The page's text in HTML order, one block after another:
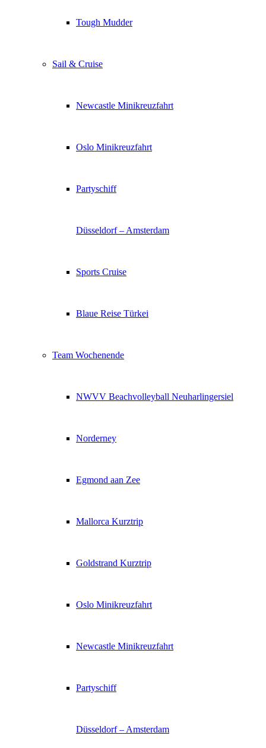
Tough Mudder
Sail & Cruise
Newcastle Minikreuzfahrt
Oslo Minikreuzfahrt
Partyschiff
Düsseldorf – Amsterdam
Sports Cruise
Blaue Reise Türkei
Team Wochenende
NWVV Beachvolleyball Neuharlingersiel
Norderney
Egmond aan Zee
Mallorca Kurztrip
Goldstrand Kurztrip
Oslo Minikreuzfahrt
Newcastle Minikreuzfahrt
Partyschiff
Düsseldorf – Amsterdam